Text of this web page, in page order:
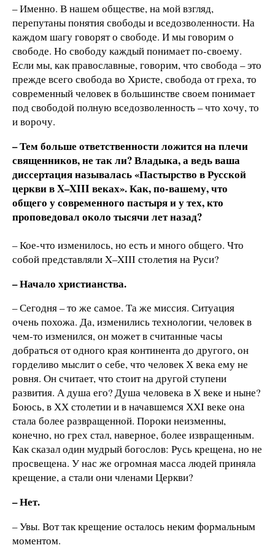
– Именно. В нашем обществе, на мой взгляд,
перепутаны понятия свободы и вседозволенности. На
каждом шагу говорят о свободе. И мы говорим о
свободе. Но свободу каждый понимает по-своему.
Если мы, как православные, говорим, что свобода – это
прежде всего свобода во Христе, свобода от греха, то
современный человек в большинстве своем понимает
под свободой полную вседозволенность – что хочу, то
и ворочу.
– Тем больше ответственности ложится на плечи
священников, не так ли? Владыка, а ведь ваша
диссертация называлась «Пастырство в Русской
церкви в X–XIII веках». Как, по-вашему, что
общего у современного пастыря и у тех, кто
проповедовал около тысячи лет назад?
– Кое-что изменилось, но есть и много общего. Что
собой представляли X–XIII столетия на Руси?
– Начало христианства.
– Сегодня – то же самое. Та же миссия. Ситуация
очень похожа. Да, изменились технологии, человек в
чем-то изменился, он может в считанные часы
добраться от одного края континента до другого, он
горделиво мыслит о себе, что человек Х века ему не
ровня. Он считает, что стоит на другой ступени
развития. А душа его? Душа человека в Х веке и ныне?
Боюсь, в ХХ столетии и в начавшемся ХХI веке она
стала более развращенной. Пороки неизменны,
конечно, но грех стал, наверное, более извращенным.
Как сказал один мудрый богослов: Русь крещена, но не
просвещена. У нас же огромная масса людей приняла
крещение, а стали они членами Церкви?
– Нет.
– Увы. Вот так крещение осталось неким формальным
моментом.